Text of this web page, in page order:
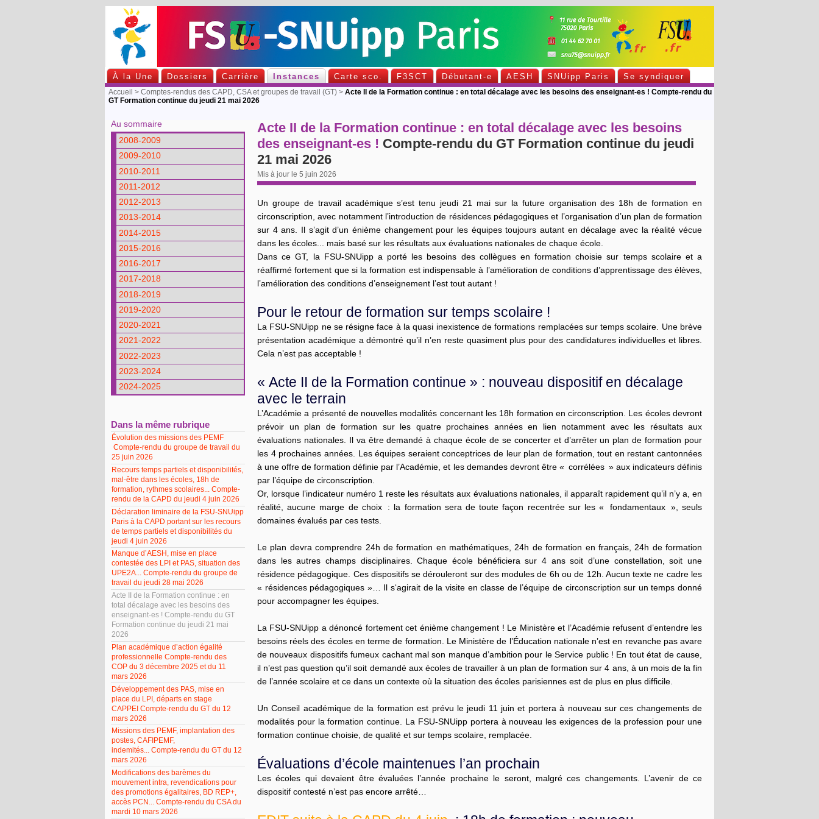
À la Une Dossiers Carrière Instances Carte sco. F3SCT Débutant-e AESH SNUipp Paris Se syndiquer
Accueil >Comptes-rendus des CAPD, CSA et groupes de travail (GT) >Acte II de la Formation continue : en total décalage avec les besoins des enseignant-es ! Compte-rendu du
GT Formation continue du jeudi 21 mai 2026
Au sommaire
2008-2009
2009-2010
2010-2011
2011-2012
2012-2013
2013-2014
2014-2015
2015-2016
2016-2017
2017-2018
2018-2019
2019-2020
2020-2021
2021-2022
2022-2023
2023-2024
2024-2025
Dans la même rubrique
Évolution des missions des PEMF
Compte-rendu du groupe de travail du
25 juin 2026
Recours temps partiels et disponibilités,
mal-être dans les écoles, 18h de
formation, rythmes scolaires... Compte-
rendu de la CAPD du jeudi 4 juin 2026
Déclaration liminaire de la FSU-SNUipp
Paris à la CAPD portant sur les recours
de temps partiels et disponibilités du
jeudi 4 juin 2026
Manque d’AESH, mise en place
contestée des LPI et PAS, situation des
UPE2A... Compte-rendu du groupe de
travail du jeudi 28 mai 2026
Acte II de la Formation continue : en
total décalage avec les besoins des
enseignant-es ! Compte-rendu du GT
Formation continue du jeudi 21 mai
2026
Plan académique d’action égalité
professionnelle Compte-rendu des
COP du 3 décembre 2025 et du 11
mars 2026
Développement des PAS, mise en
place du LPI, départs en stage
CAPPEI Compte-rendu du GT du 12
mars 2026
Missions des PEMF, implantation des
postes, CAFIPEMF,
indemités... Compte-rendu du GT du 12
mars 2026
Modifications des barèmes du
mouvement intra, revendications pour
des promotions égalitaires, BD REP+,
accès PCN... Compte-rendu du CSA du
mardi 10 mars 2026
Acte II de la Formation continue : en total décalage avec les besoins
des enseignant-es ! Compte-rendu du GT Formation continue du jeudi
21 mai 2026
Mis à jour le 5 juin 2026
Un groupe de travail académique s’est tenu jeudi 21 mai sur la future organisation des 18h de formation en
circonscription, avec notamment l’introduction de résidences pédagogiques et l’organisation d’un plan de formation
sur 4 ans. Il s’agit d’un énième changement pour les équipes toujours autant en décalage avec la réalité vécue
dans les écoles... mais basé sur les résultats aux évaluations nationales de chaque école.
Dans ce GT, la FSU-SNUipp a porté les besoins des collègues en formation choisie sur temps scolaire et a
réaffirmé fortement que si la formation est indispensable à l’amélioration de conditions d’apprentissage des élèves,
l’amélioration des conditions d’enseignement l’est tout autant !
Pour le retour de formation sur temps scolaire !
La FSU-SNUipp ne se résigne face à la quasi inexistence de formations remplacées sur temps scolaire. Une brève
présentation académique a démontré qu’il n’en reste quasiment plus pour des candidatures individuelles et libres.
Cela n’est pas acceptable !
« Acte II de la Formation continue » : nouveau dispositif en décalage
avec le terrain
L’Académie a présenté de nouvelles modalités concernant les 18h formation en circonscription. Les écoles devront
prévoir un plan de formation sur les quatre prochaines années en lien notamment avec les résultats aux
évaluations nationales. Il va être demandé à chaque école de se concerter et d’arrêter un plan de formation pour
les 4 prochaines années. Les équipes seraient conceptrices de leur plan de formation, tout en restant cantonnées
à une offre de formation définie par l’Académie, et les demandes devront être « corrélées » aux indicateurs définis
par l’équipe de circonscription.
Or, lorsque l’indicateur numéro 1 reste les résultats aux évaluations nationales, il apparaît rapidement qu’il n’y a, en
réalité, aucune marge de choix : la formation sera de toute façon recentrée sur les « fondamentaux », seuls
domaines évalués par ces tests.
Le plan devra comprendre 24h de formation en mathématiques, 24h de formation en français, 24h de formation
dans les autres champs disciplinaires. Chaque école bénéficiera sur 4 ans soit d’une constellation, soit une
résidence pédagogique. Ces dispositifs se dérouleront sur des modules de 6h ou de 12h. Aucun texte ne cadre les
« résidences pédagogiques »… Il s‘agirait de la visite en classe de l’équipe de circonscription sur un temps donné
pour accompagner les équipes.
La FSU-SNUipp a dénoncé fortement cet énième changement ! Le Ministère et l’Académie refusent d’entendre les
besoins réels des écoles en terme de formation. Le Ministère de l’Éducation nationale n’est en revanche pas avare
de nouveaux dispositifs fumeux cachant mal son manque d’ambition pour le Service public ! En tout état de cause,
il n’est pas question qu’il soit demandé aux écoles de travailler à un plan de formation sur 4 ans, à un mois de la fin
de l’année scolaire et ce dans un contexte où la situation des écoles parisiennes est de plus en plus difficile.
Un Conseil académique de la formation est prévu le jeudi 11 juin et portera à nouveau sur ces changements de
modalités pour la formation continue. La FSU-SNUipp portera à nouveau les exigences de la profession pour une
formation continue choisie, de qualité et sur temps scolaire, remplacée.
Évaluations d’école maintenues l’an prochain
Les écoles qui devaient être évaluées l’année prochaine le seront, malgré ces changements. L’avenir de ce
dispositif contesté n’est pas encore arrêté…